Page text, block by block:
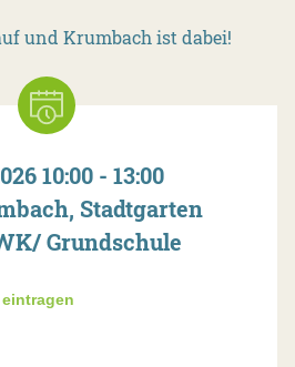
und Krumbach ist dabei!
10:00 - 13:00
Stadtgarten
Grundschule